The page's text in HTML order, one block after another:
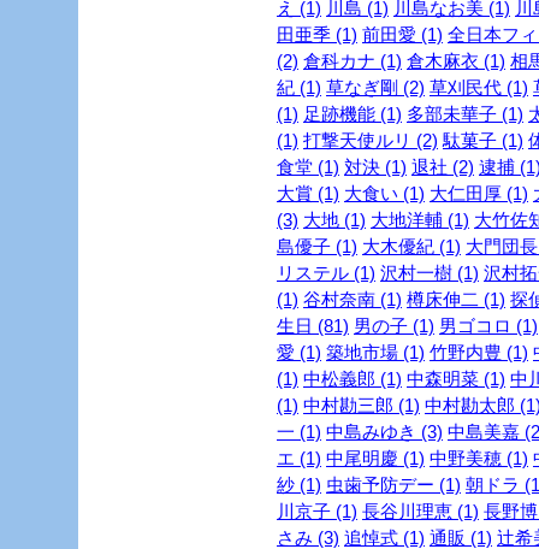
え (1) 川島 (1) 川島なお美 (1)
田亜季 (1) 前田愛 (1) 全日本フ
(2) 倉科カナ (1) 倉木麻衣 (1) 相
紀 (1) 草なぎ剛 (2) 草刈民代 (1)
(1) 足跡機能 (1) 多部未華子 (1)
(1) 打撃天使ルリ (2) 駄菓子 (1)
食堂 (1) 対決 (1) 退社 (2) 逮捕
大賞 (1) 大食い (1) 大仁田厚 (1)
(3) 大地 (1) 大地洋輔 (1) 大竹佐
島優子 (1) 大木優紀 (1) 大門団
リステル (1) 沢村一樹 (1) 沢村
(1) 谷村奈南 (1) 樽床伸二 (1) 探
生日 (81) 男の子 (1) 男ゴコロ (1)
愛 (1) 築地市場 (1) 竹野内豊 (1)
(1) 中松義郎 (1) 中森明菜 (1) 中
(1) 中村勘三郎 (1) 中村勘太郎
一 (1) 中島みゆき (3) 中島美嘉
エ (1) 中尾明慶 (1) 中野美穂 (1)
紗 (1) 虫歯予防デー (1) 朝ドラ
川京子 (1) 長谷川理恵 (1) 長野
さみ (3) 追悼式 (1) 通販 (1) 辻希